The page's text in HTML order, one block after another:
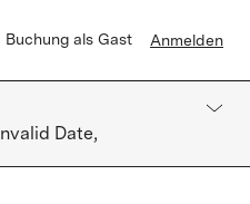
Buchung als Gast Anmelden
Date,